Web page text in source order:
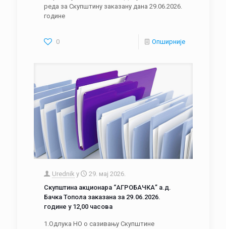
реда за Скупштину заказану дана 29.06.2026.
године
0 Опширније
Urednik у
29. мај 2026.
Скупштина акционара “АГРОБАЧКА” а.д.
Бачка Топола заказана за 29.06.2026.
године у 12,00 часова
1.Одлука НО о сазивању Скупштине